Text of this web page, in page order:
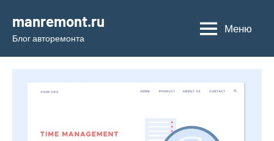
содержимому
manremont.ru
Блог авторемонта
Меню